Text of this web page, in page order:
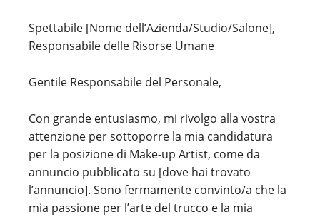
Spettabile [Nome dell’Azienda/Studio/Salone],
Responsabile delle Risorse Umane
Gentile Responsabile del Personale,
Con grande entusiasmo, mi rivolgo alla vostra
attenzione per sottoporre la mia candidatura
per la posizione di Make-up Artist, come da
annuncio pubblicato su [dove hai trovato
l’annuncio]. Sono fermamente convinto/a che la
mia passione per l’arte del trucco e la mia